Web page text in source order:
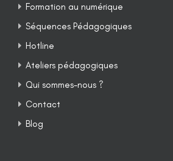
Formation au numérique
Séquences Pédagogiques
Hotline
Ateliers pédagogiques
Qui sommes-nous ?
Contact
Blog